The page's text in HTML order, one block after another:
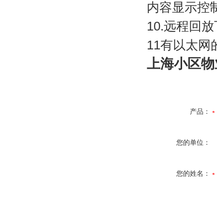
内容显示控
10.远程回
11有以太网
上海小区
产品：
您的单位：
您的姓名：